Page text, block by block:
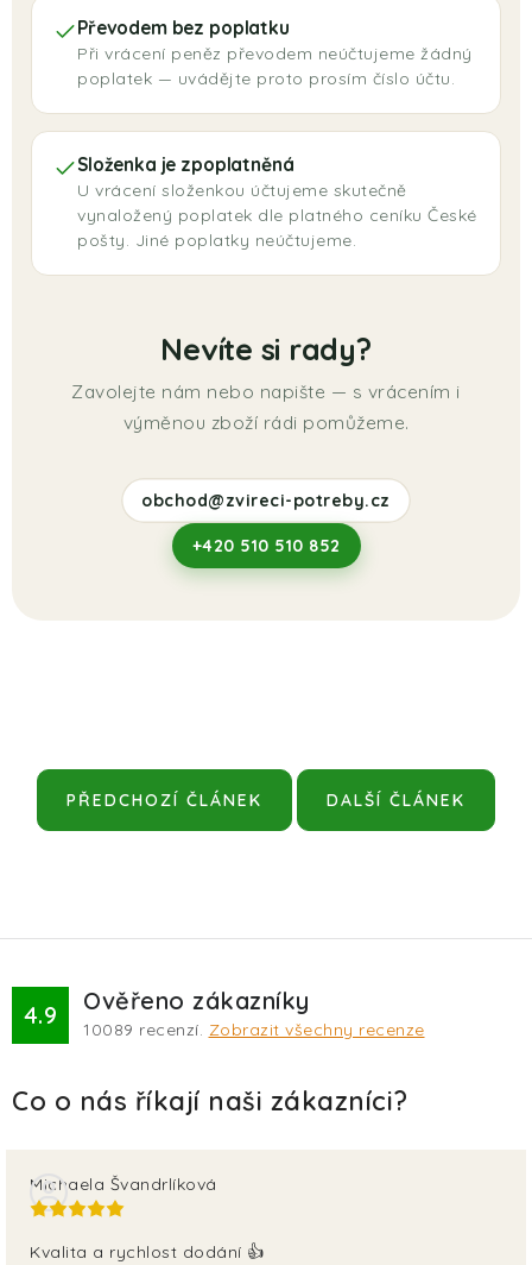
Převodem bez poplatku
Při vrácení peněz převodem neúčtujeme žádný
poplatek — uvádějte proto prosím číslo účtu.
Složenka je zpoplatněná
U vrácení složenkou účtujeme skutečně
vynaložený poplatek dle platného ceníku České
pošty. Jiné poplatky neúčtujeme.
Nevíte si rady?
Zavolejte nám nebo napište — s vrácením i
výměnou zboží rádi pomůžeme.
obchod@zvireci-potreby.cz
+420 510 510 852
PŘEDCHOZÍ ČLÁNEK DALŠÍ ČLÁNEK
4.9 Ověřeno zákazníky
10089 recenzí. Zobrazit všechny recenze
Michaela Švandrlíková
Kvalita a rychlost dodání 👍